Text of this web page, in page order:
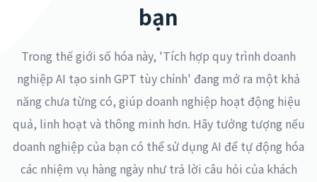
bạn
Trong thế giới số hóa này, 'Tích hợp quy trình doanh
nghiệp AI tạo sinh GPT tùy chỉnh' đang mở ra một khả
năng chưa từng có, giúp doanh nghiệp hoạt động hiệu
quả, linh hoạt và thông minh hơn. Hãy tưởng tượng nếu
doanh nghiệp của bạn có thể sử dụng AI để tự động hóa
các nhiệm vụ hàng ngày như trả lời câu hỏi của khách